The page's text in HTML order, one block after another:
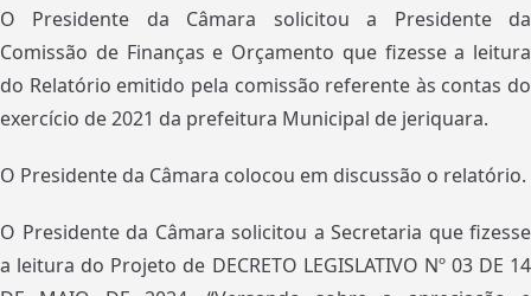
O Presidente da Câmara solicitou a Presidente da
Comissão de Finanças e Orçamento que fizesse a leitura
do Relatório emitido pela comissão referente às contas do
exercício de 2021 da prefeitura Municipal de jeriquara.
O Presidente da Câmara colocou em discussão o relatório.
O Presidente da Câmara solicitou a Secretaria que fizesse
a leitura do Projeto de DECRETO LEGISLATIVO Nº 03 DE 14